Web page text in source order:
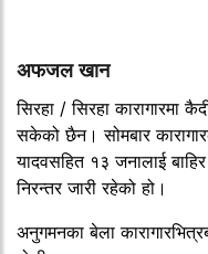
अफजल खान
सिरहा / सिरहा कारागारमा
सकेको छैन। सोमबार
यादवसहित १३ जनालाई
निरन्तर जारी रहेको हो।
अनुगमनका बेला